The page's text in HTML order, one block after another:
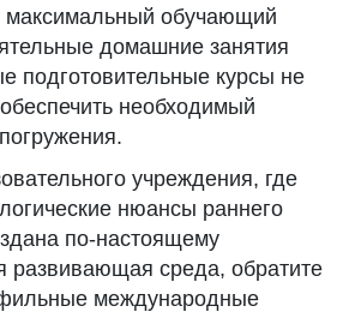
максимальный обучающий
домашние занятия
подготовительные курсы не
необходимый
учреждения, где
нюансы раннего
по-настоящему
среда, обратите
международные